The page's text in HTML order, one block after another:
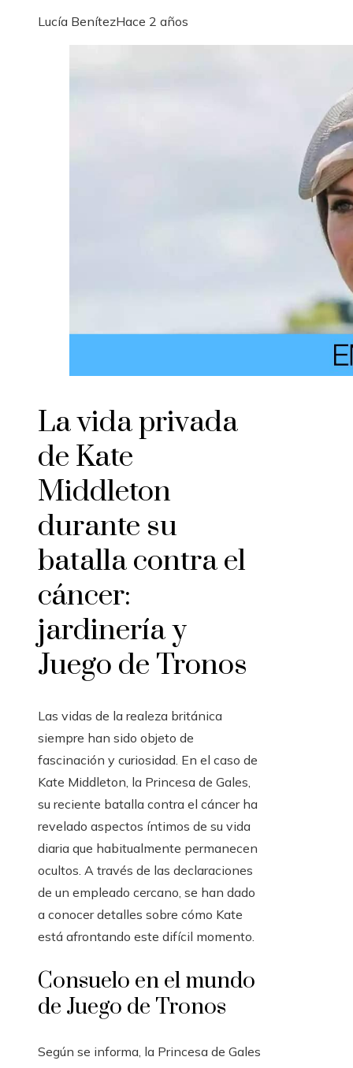
Lucía BenítezHace 2 años
La vida privada
de Kate
Middleton
durante su
batalla contra el
cáncer:
jardinería y
Juego de Tronos
Las vidas de la realeza británica
siempre han sido objeto de
fascinación y curiosidad. En el caso de
Kate Middleton, la Princesa de Gales,
su reciente batalla contra el cáncer ha
revelado aspectos íntimos de su vida
diaria que habitualmente permanecen
ocultos. A través de las declaraciones
de un empleado cercano, se han dado
a conocer detalles sobre cómo Kate
está afrontando este difícil momento.
Consuelo en el mundo
de Juego de Tronos
Según se informa, la Princesa de Gales